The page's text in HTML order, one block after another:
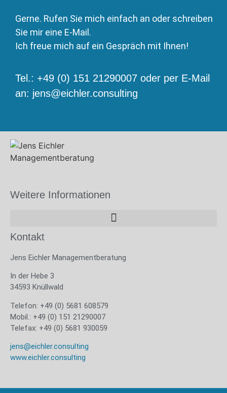
Gerne. Rufen Sie mich einfach an oder schreiben
Sie mir eine E-Mail.
Ich freue mich auf ein Gespräch mit Ihnen!
Tel.: +49 (0) 151 21290007 oder per E-Mail
an: jens@eichler.consulting
Weitere Informationen
Kontakt
Jens Eichler Managementberatung
In der Hebe 3
34593 Knüllwald
Telefon: +49 (0) 5681 608579
Mobil.: +49 (0) 151 21290007
Telefax: +49 (0) 5681 930059
jens@eichler.consulting
www.eichler.consulting